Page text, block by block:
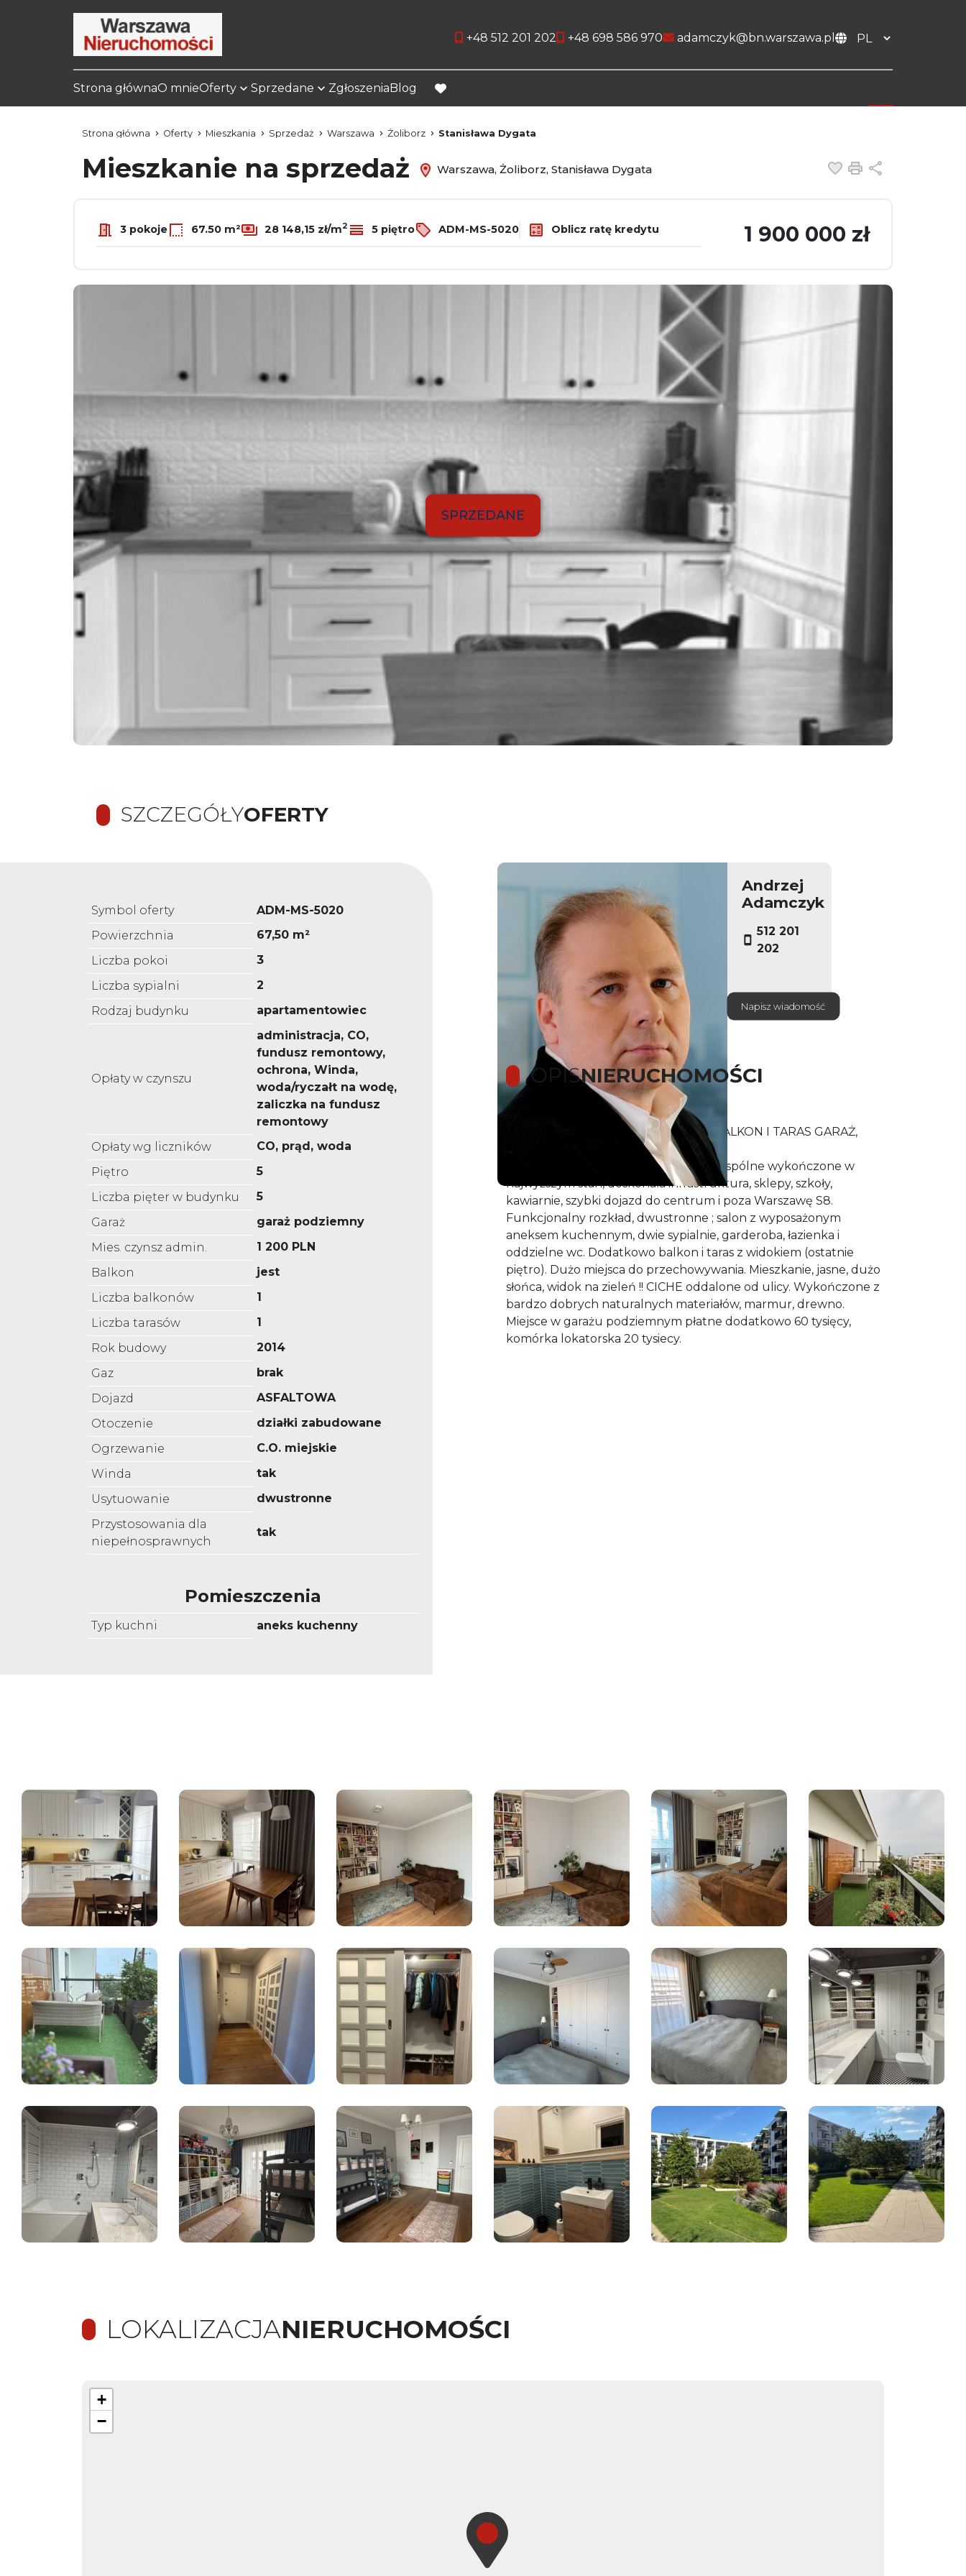
+48 512 201 202 +48 698 586 970 adamczyk@bn.warszawa.pl
Strona głównaO mnieOferty Sprzedane ZgłoszeniaBlog
favorite
Strona główna Oferty Mieszkania Sprzedaż Warszawa Żoliborz Stanisława Dygata
Mieszkanie na sprzedaż Warszawa, Żoliborz, Stanisława Dygata Dodaj do
Drukuj
3 pokoje 67.50 m² 28 148,15 zł/m2 5 piętro ADM-MS-5020 Oblicz ratę kredytu 1 900 000 zł
SPRZEDANE
SZCZEGÓŁYOFERTY
Symbol oferty
ADM-MS-5020
Powierzchnia
67,50 m²
Liczba pokoi
3
Liczba sypialni
2
Rodzaj budynku
apartamentowiec
Opłaty w czynszu
administracja, CO,
fundusz remontowy,
ochrona, Winda,
woda/ryczałt na wodę,
zaliczka na fundusz
remontowy
Opłaty wg liczników
CO, prąd, woda
Piętro
5
Liczba pięter w budynku
5
Garaż
garaż podziemny
Mies. czynsz admin.
1 200 PLN
Balkon
jest
Liczba balkonów
1
Liczba tarasów
1
Rok budowy
2014
Gaz
brak
Dojazd
ASFALTOWA
Otoczenie
działki zabudowane
Ogrzewanie
C.O. miejskie
Winda
tak
Usytuowanie
dwustronne
Przystosowania dla
niepełnosprawnych
tak
Pomieszczenia
Typ kuchni aneks kuchenny
Andrzej
Adamczyk
512 201
202
Napisz wiadomość
OPISNIERUCHOMOŚCI
ŻOLIBORZ, DYGATA TRZY POKOJE, BALKON I TARAS GARAŻ,
Najlepszy Budynek w okolicy, części wspólne wykończone w
najwyższym stan, doskonała infrastruktura, sklepy, szkoły,
kawiarnie, szybki dojazd do centrum i poza Warszawę S8.
Funkcjonalny rozkład, dwustronne ; salon z wyposażonym
aneksem kuchennym, dwie sypialnie, garderoba, łazienka i
oddzielne wc. Dodatkowo balkon i taras z widokiem (ostatnie
piętro). Dużo miejsca do przechowywania. Mieszkanie, jasne, dużo
słońca, widok na zieleń !! CICHE oddalone od ulicy. Wykończone z
bardzo dobrych naturalnych materiałów, marmur, drewno.
Miejsce w garażu podziemnym płatne dodatkowo 60 tysięcy,
komórka lokatorska 20 tysiecy.
LOKALIZACJANIERUCHOMOŚCI
+
−